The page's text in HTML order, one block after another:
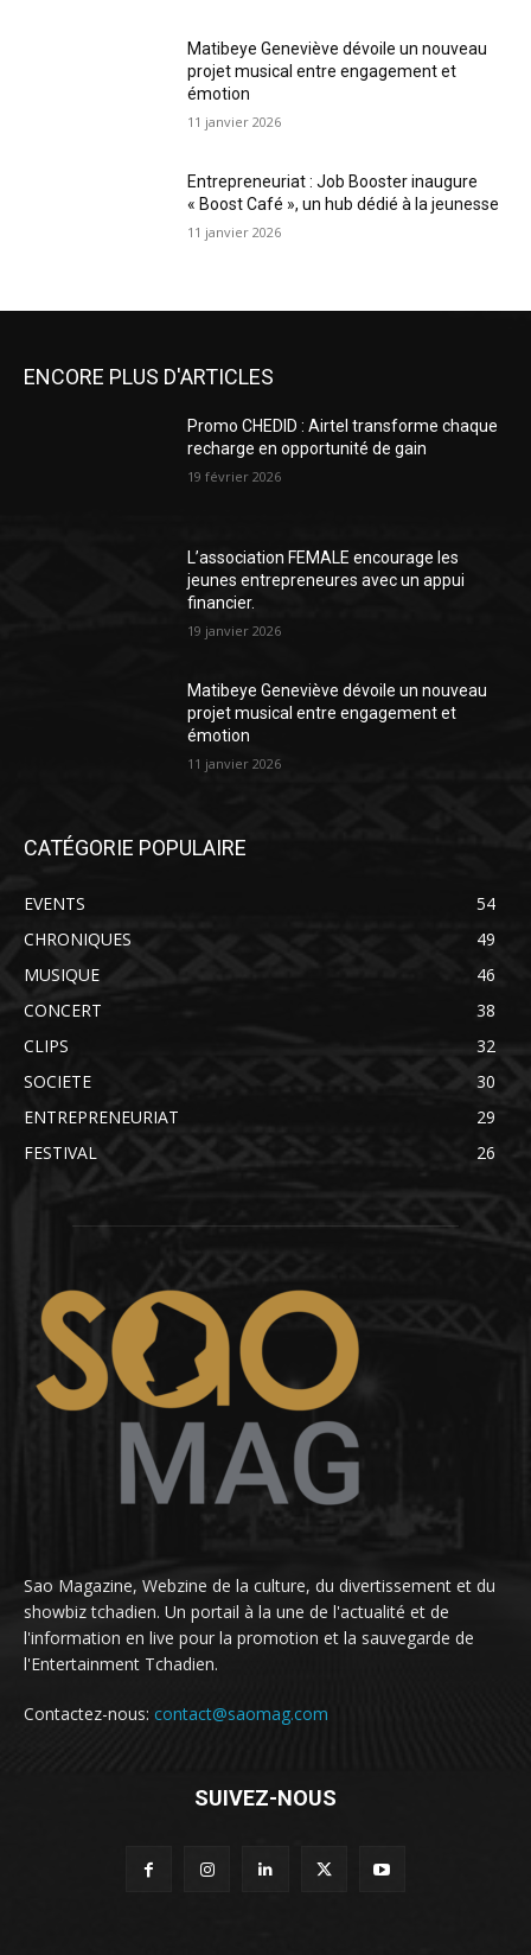
Matibeye Geneviève dévoile un nouveau
projet musical entre engagement et
émotion
11 janvier 2026
Entrepreneuriat : Job Booster inaugure
« Boost Café », un hub dédié à la jeunesse
11 janvier 2026
ENCORE PLUS D'ARTICLES
Promo CHEDID : Airtel transforme chaque
recharge en opportunité de gain
19 février 2026
L’association FEMALE encourage les
jeunes entrepreneures avec un appui
financier.
19 janvier 2026
Matibeye Geneviève dévoile un nouveau
projet musical entre engagement et
émotion
11 janvier 2026
CATÉGORIE POPULAIRE
EVENTS
54
CHRONIQUES
49
MUSIQUE
46
CONCERT
38
CLIPS
32
SOCIETE
30
ENTREPRENEURIAT
29
FESTIVAL
26
Sao Magazine, Webzine de la culture, du divertissement et du
showbiz tchadien. Un portail à la une de l'actualité et de
l'information en live pour la promotion et la sauvegarde de
l'Entertainment Tchadien.
Contactez-nous: contact@saomag.com
SUIVEZ-NOUS